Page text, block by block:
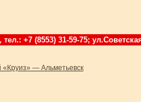
+7 (8553) 31-59-75;
«Круиз» — Альметьевск